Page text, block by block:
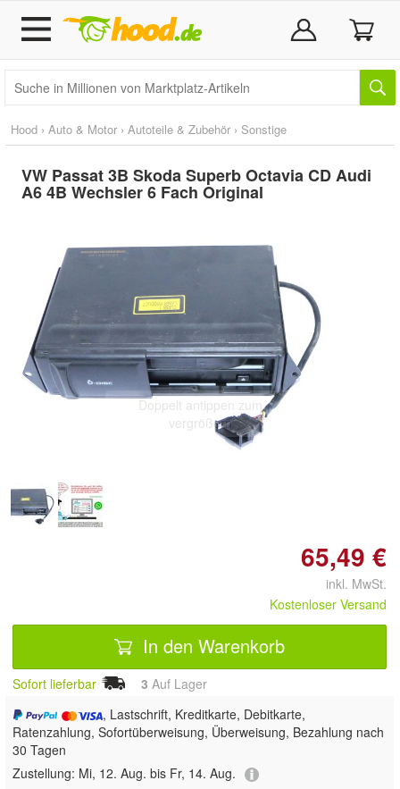
Hood › Auto & Motor › Autoteile & Zubehör › Sonstige
VW Passat 3B Skoda Superb Octavia CD Audi
A6 4B Wechsler 6 Fach Original
Doppelt antippen zum
vergrößern
65,49 €
inkl. MwSt.
Kostenloser Versand
In den Warenkorb
Sofort lieferbar 3 Auf Lager
, Lastschrift, Kreditkarte, Debitkarte,
Ratenzahlung, Sofortüberweisung, Überweisung, Bezahlung nach
30 Tagen
Zustellung: Mi, 12. Aug. bis Fr, 14. Aug.